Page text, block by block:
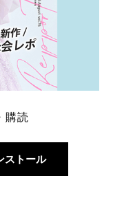
購読
ストール